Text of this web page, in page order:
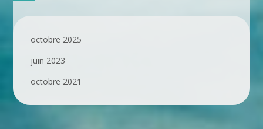
octobre 2025
juin 2023
octobre 2021